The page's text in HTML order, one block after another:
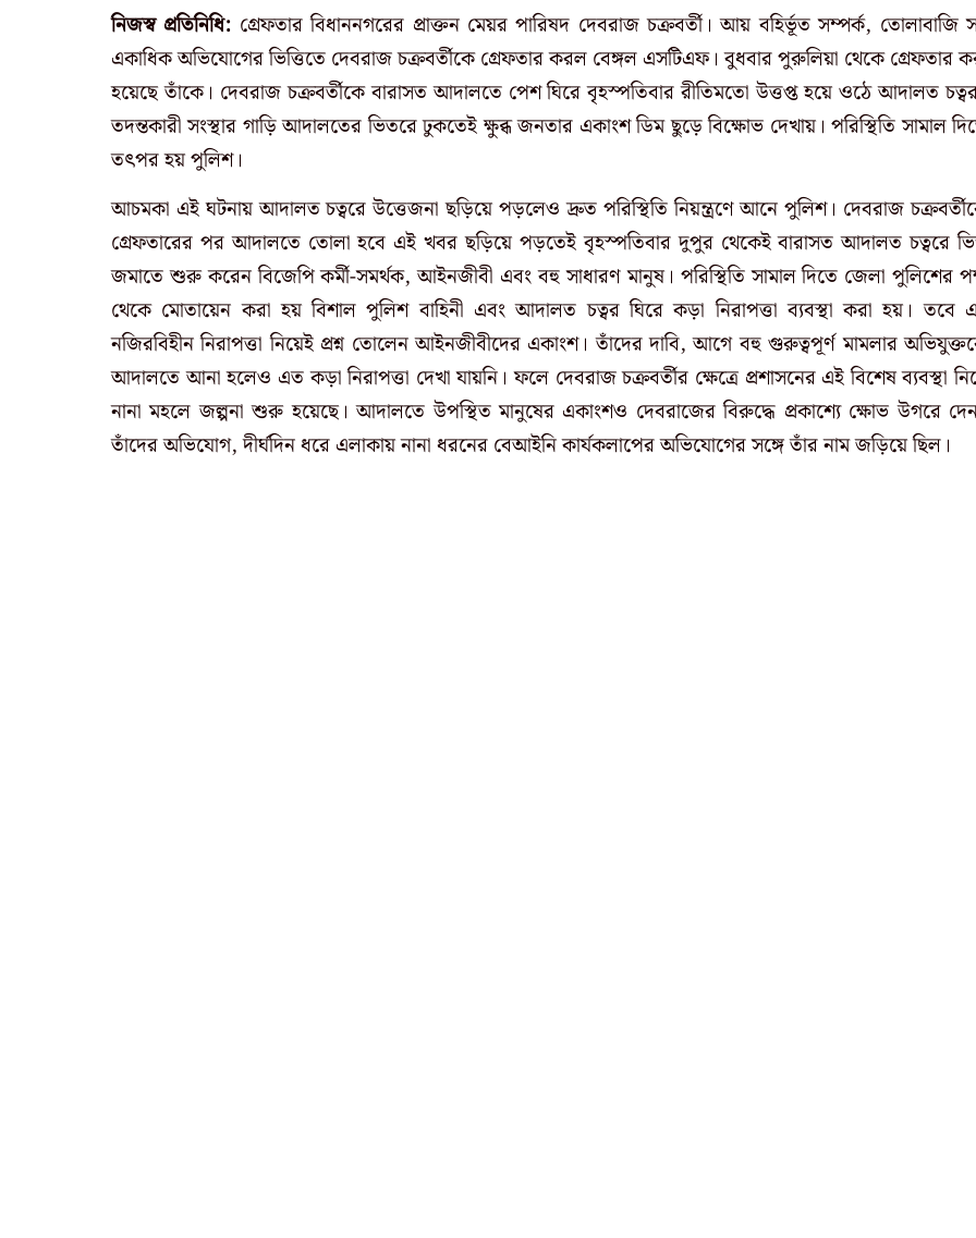
নিজস্ব প্রতিনিধি: গ্রেফতার বিধাননগরের প্রাক্তন মেয়র পারিষদ দেবরাজ চক্রবর্তী। আয় বহির্ভূত সম্পর্ক, তোলাবাজি
একাধিক অভিযোগের ভিত্তিতে দেবরাজ চক্রবর্তীকে গ্রেফতার করল বেঙ্গল এসটিএফ। বুধবার পুরুলিয়া থেকে গ্রেফতার
হয়েছে তাঁকে। দেবরাজ চক্রবর্তীকে বারাসত আদালতে পেশ ঘিরে বৃহস্পতিবার রীতিমতো উত্তপ্ত হয়ে ওঠে আদালত
তদন্তকারী সংস্থার গাড়ি আদালতের ভিতরে ঢুকতেই ক্ষুব্ধ জনতার একাংশ ডিম ছুড়ে বিক্ষোভ দেখায়। পরিস্থিতি সামাল
তৎপর হয় পুলিশ।
আচমকা এই ঘটনায় আদালত চত্বরে উত্তেজনা ছড়িয়ে পড়লেও দ্রুত পরিস্থিতি নিয়ন্ত্রণে আনে পুলিশ। দেবরাজ
গ্রেফতারের পর আদালতে তোলা হবে এই খবর ছড়িয়ে পড়তেই বৃহস্পতিবার দুপুর থেকেই বারাসত আদালত চত্বরে
জমাতে শুরু করেন বিজেপি কর্মী-সমর্থক, আইনজীবী এবং বহু সাধারণ মানুষ। পরিস্থিতি সামাল দিতে জেলা পুলিশের
থেকে মোতায়েন করা হয় বিশাল পুলিশ বাহিনী এবং আদালত চত্বর ঘিরে কড়া নিরাপত্তা ব্যবস্থা করা হয়। তবে
নজিরবিহীন নিরাপত্তা নিয়েই প্রশ্ন তোলেন আইনজীবীদের একাংশ। তাঁদের দাবি, আগে বহু গুরুত্বপূর্ণ মামলার
আদালতে আনা হলেও এত কড়া নিরাপত্তা দেখা যায়নি। ফলে দেবরাজ চক্রবর্তীর ক্ষেত্রে প্রশাসনের এই বিশেষ ব্যবস্থা
নানা মহলে জল্পনা শুরু হয়েছে। আদালতে উপস্থিত মানুষের একাংশও দেবরাজের বিরুদ্ধে প্রকাশ্যে ক্ষোভ উগরে
তাঁদের অভিযোগ, দীর্ঘদিন ধরে এলাকায় নানা ধরনের বেআইনি কার্যকলাপের অভিযোগের সঙ্গে তাঁর নাম জড়িয়ে ছিল।